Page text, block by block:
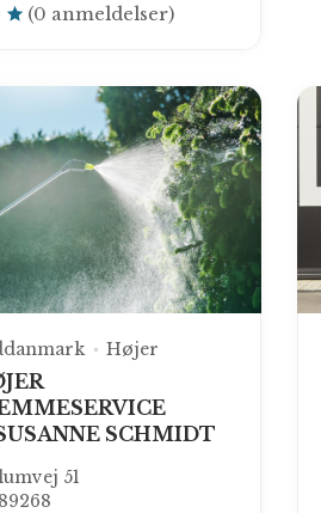
(0 anmeldelser)
Højer
SCHMIDT
51